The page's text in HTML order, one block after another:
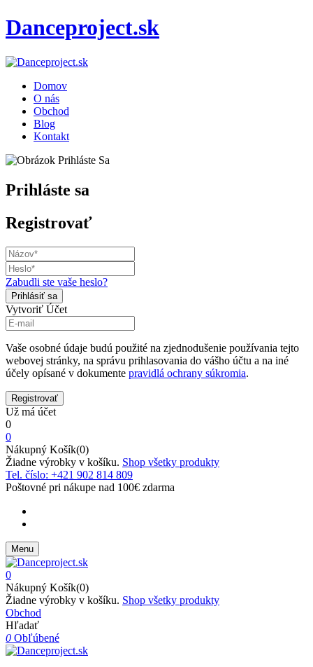
Danceproject.sk
Domov
O nás
Obchod
Blog
Kontakt
Prihláste sa
Registrovať
Zabudli ste vaše heslo?
Vytvoriť Účet
Vaše osobné údaje budú použité na zjednodušenie používania tejto
webovej stránky, na správu prihlasovania do vášho účtu a na iné
účely opísané v dokumente pravidlá ochrany súkromia.
Už má účet
0
0
Nákupný Košík(0)
Žiadne výrobky v košíku. Shop všetky produkty
Tel. číslo: +421 902 814 809
Poštovné pri nákupe nad 100€ zdarma
Menu
0
Nákupný Košík(0)
Žiadne výrobky v košíku. Shop všetky produkty
Obchod
Hľadať
0 Obľúbené